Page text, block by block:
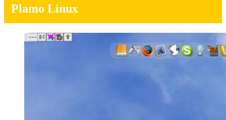
Plamo Linux